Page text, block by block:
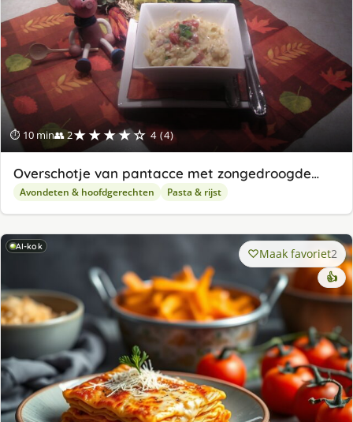
⏱ 10 min👥 2★★★★☆ 4 (4)
Overschotje van pantacce met zongedroogde…
Avondeten & hoofdgerechten Pasta & rijst
AI-kok Maak favoriet2
👍